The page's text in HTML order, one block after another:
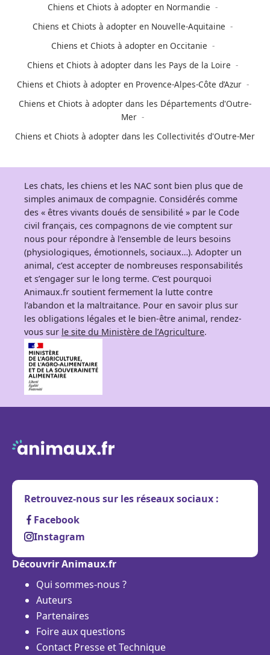
Chiens et Chiots à adopter en Normandie
Chiens et Chiots à adopter en Nouvelle-Aquitaine
Chiens et Chiots à adopter en Occitanie
Chiens et Chiots à adopter dans les Pays de la Loire
Chiens et Chiots à adopter en Provence-Alpes-Côte d’Azur
Chiens et Chiots à adopter dans les Départements d'Outre-
Mer
Chiens et Chiots à adopter dans les Collectivités d'Outre-Mer
Les chats, les chiens et les NAC sont bien plus que de
simples animaux de compagnie. Considérés comme
des « êtres vivants doués de sensibilité » par le Code
civil français, ces compagnons de vie comptent sur
nous pour répondre à l’ensemble de leurs besoins
(physiologiques, émotionnels, sociaux…). Adopter un
animal, c’est accepter de nombreuses responsabilités
et s’engager sur le long terme. C’est pourquoi
Animaux.fr soutient fermement la lutte contre
l’abandon et la maltraitance. Pour en savoir plus sur
les obligations légales et le bien-être animal, rendez-
vous sur le site du Ministère de l’Agriculture.
Retrouvez-nous sur les réseaux sociaux :
Facebook
Instagram
Découvrir Animaux.fr
Qui sommes-nous ?
Auteurs
Partenaires
Foire aux questions
Contact Presse et Technique